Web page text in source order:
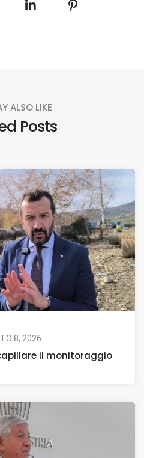
ALSO LIKE
Posts
8, 2026
il monitoraggio